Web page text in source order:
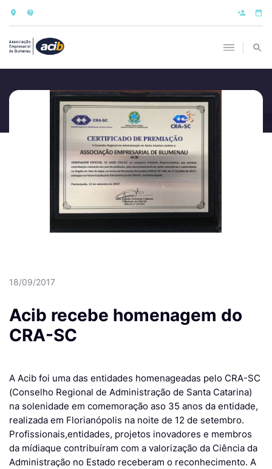
18/09/2017
Acib recebe homenagem do
CRA-SC
A Acib foi uma das entidades homenageadas pelo CRA-SC
(Conselho Regional de Administração de Santa Catarina)
na solenidade em comemoração aso 35 anos da entidade,
realizada em Florianópolis na noite de 12 de setembro.
Profissionais,entidades, projetos inovadores e membros
da mídiaque contribuíram com a valorização da Ciência da
Administração no Estado receberam o reconhecimento. A